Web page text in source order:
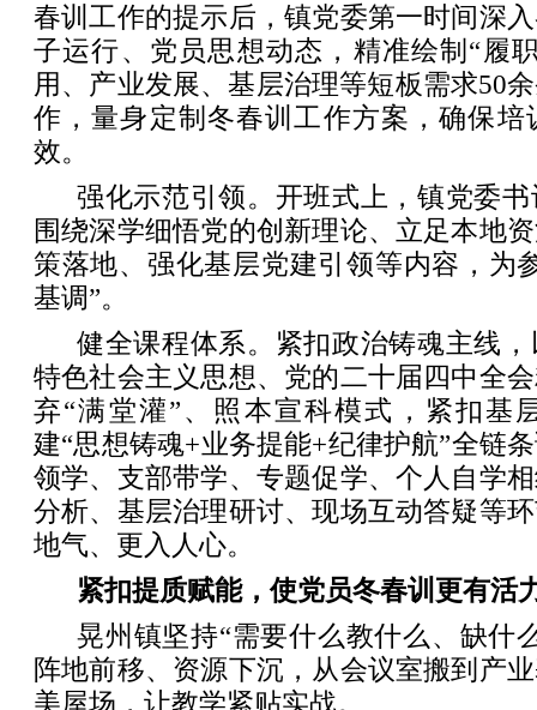
春训工作的提示后，镇党委第一时间深
子运行、党员思想动态，精准绘制“履
用、产业发展、基层治理等短板需求50
作，量身定制冬春训工作方案，确保培
效。
强化示范引领。开班式上，镇党委
围绕深学细悟党的创新理论、立足本地
策落地、强化基层党建引领等内容，为
基调”。
健全课程体系。紧扣政治铸魂主线
特色社会主义思想、党的二十届四中全
弃“满堂灌”、照本宣科模式，紧扣基
建“思想铸魂+业务提能+纪律护航”全链
领学、支部带学、专题促学、个人自学
分析、基层治理研讨、现场互动答疑等
地气、更入人心。
紧扣提质赋能，使党员冬春训更有活
晃州镇坚持“需要什么教什么、缺什
阵地前移、资源下沉，从会议室搬到产
美屋场，让教学紧贴实战。